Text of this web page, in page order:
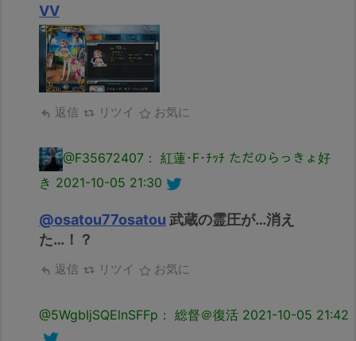
VV
返信 リツイ お気に
@F35672407： 紅蓮･F･ﾁｯﾁ ただのらっきょ好
き 2021-10-05 21:30
@osatou77osatou 武蔵の霊圧が…消え
た…！？
返信 リツイ お気に
@5WgbIjSQElnSFFp： 総督＠復活 2021-10-05 21:42